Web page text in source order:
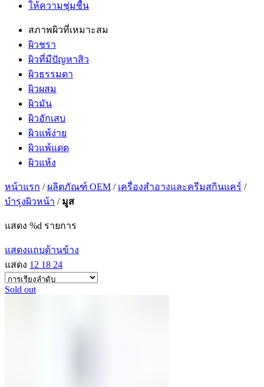
ให้ความชุ่มชื้น
สภาพผิวที่เหมาะสม
ผิวชรา
ผิวที่มีปัญหาสิว
ผิวธรรมดา
ผิวผสม
ผิวมัน
ผิวอักเสบ
ผิวแพ้ง่าย
ผิวแพ้แดด
ผิวแห้ง
หน้าแรก / ผลิตภัณฑ์ OEM / เครื่องสำอางและครีมสกินแคร์ /
บำรุงผิวหน้า / มูส
แสดง %d รายการ
แสดงแถบด้านข้าง
แสดง 12 18 24
Sold out